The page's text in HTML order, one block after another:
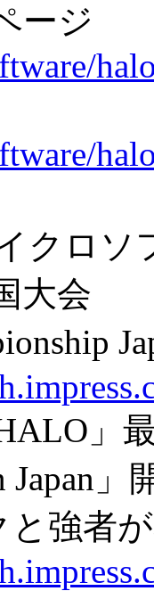
ージ
クロ
大会
」
Japan」
強者